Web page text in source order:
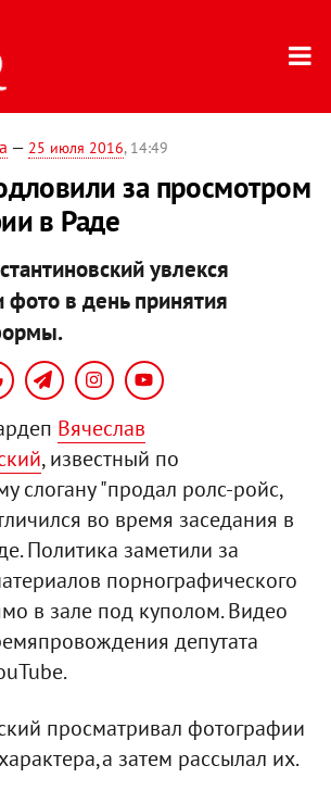
— 25 июля 2016, 14:49
за просмотром
в Раде
увлекся
фото в день принятия
Вячеслав
, известный по
слогану "продал ролс-ройс,
во время заседания в
Политика заметили за
порнографического
в зале под куполом. Видео
депутата
просматривал фотографии
затем рассылал их.